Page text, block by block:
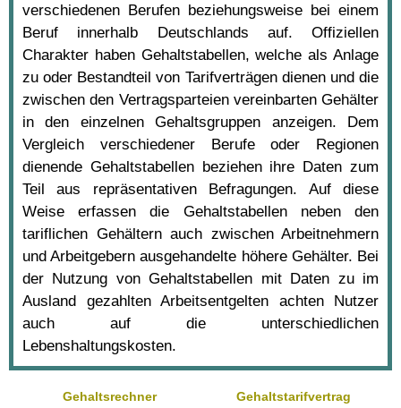
verschiedenen Berufen beziehungsweise bei einem
Beruf innerhalb Deutschlands auf. Offiziellen
Charakter haben Gehaltstabellen, welche als Anlage
zu oder Bestandteil von Tarifverträgen dienen und die
zwischen den Vertragsparteien vereinbarten Gehälter
in den einzelnen Gehaltsgruppen anzeigen. Dem
Vergleich verschiedener Berufe oder Regionen
dienende Gehaltstabellen beziehen ihre Daten zum
Teil aus repräsentativen Befragungen. Auf diese
Weise erfassen die Gehaltstabellen neben den
tariflichen Gehältern auch zwischen Arbeitnehmern
und Arbeitgebern ausgehandelte höhere Gehälter. Bei
der Nutzung von Gehaltstabellen mit Daten zu im
Ausland gezahlten Arbeitsentgelten achten Nutzer
auch auf die unterschiedlichen
Lebenshaltungskosten.
Gehaltsrechner Gehaltstarifvertrag